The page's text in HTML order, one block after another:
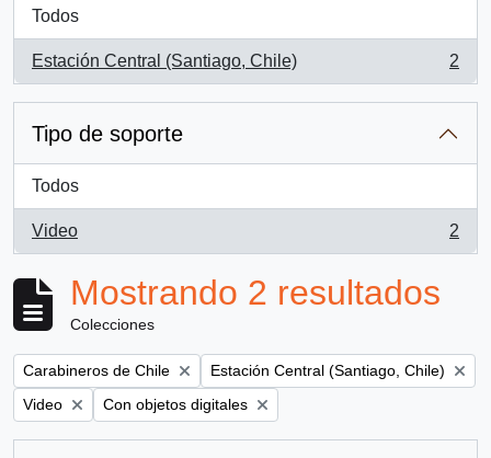
Todos
Estación Central (Santiago, Chile)
, 2 resultados
2
Tipo de soporte
Todos
Video
, 2 resultados
2
Mostrando 2 resultados
Colecciones
Remove filter:
Carabineros de Chile Remove filter:
Estación Central (Santiago, Chile)
Remove filter:
Video Remove filter:
Con objetos digitales